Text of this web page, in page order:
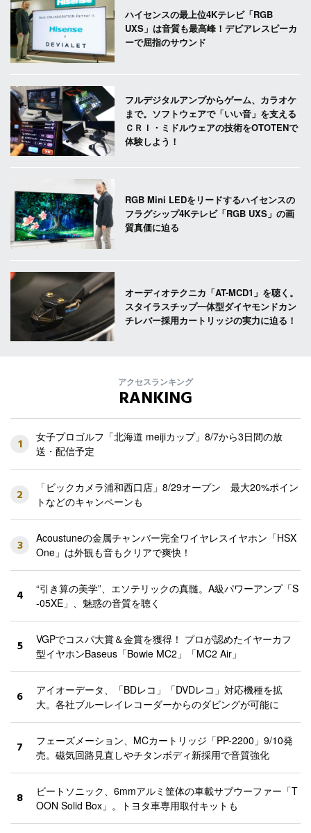
ハイセンスの最上位4Kテレビ「RGB
UXS」は音質も最高峰！デビアレスピーカ
ーで屈指のサウンド
フルデジタルアンプからゲーム、カラオケ
まで。ソフトウェアで「いい音」を支える
ＣＲＩ・ミドルウェアの技術をOTOTENで
体験しよう！
RGB Mini LEDをリードするハイセンスの
フラグシップ4Kテレビ「RGB UXS」の画
質真価に迫る
オーディオテクニカ「AT-MCD1」を聴く。
スタイラスチップ一体型ダイヤモンドカン
チレバー採用カートリッジの実力に迫る！
アクセスランキング
RANKING
1
女子プロゴルフ「北海道 meijiカップ」8/7から3日間の放
送・配信予定
2
「ビックカメラ浦和西口店」8/29オープン 最大20%ポイン
トなどのキャンペーンも
3
Acoustuneの金属チャンバー完全ワイヤレスイヤホン「HSX
One」は外観も音もクリアで爽快！
4
“引き算の美学”、エソテリックの真髄。A級パワーアンプ「S
-05XE」、魅惑の音質を聴く
5
VGPでコスパ大賞＆金賞を獲得！ プロが認めたイヤーカフ
型イヤホンBaseus「Bowie MC2」「MC2 Air」
6
アイオーデータ、「BDレコ」「DVDレコ」対応機種を拡
大。各社ブルーレイレコーダーからのダビングが可能に
7
フェーズメーション、MCカートリッジ「PP-2200」9/10発
売。磁気回路見直しやチタンボディ新採用で音質強化
8
ビートソニック、6mmアルミ筐体の車載サブウーファー「T
OON Solid Box」。トヨタ車専用取付キットも